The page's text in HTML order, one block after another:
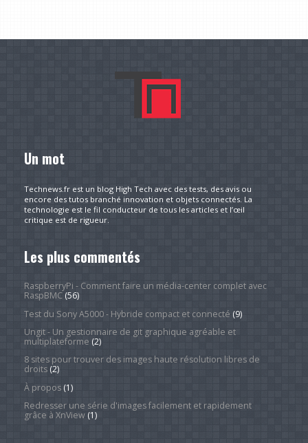
Un mot
Technews.fr est un blog High Tech avec des tests, des avis ou
encore des tutos branché innovation et objets connectés. La
technologie est le fil conducteur de tous les articles et l’œil
critique est de rigueur.
Les plus commentés
RaspberryPi - Comment faire un média-center complet avec
RaspBMC(56)
Test du Sony A5000 - Hybride compact et connecté (9)
Ungit - Un gestionnaire de git graphique agréable et
multiplateforme (2)
8 sites pour trouver des images haute résolution libres de
droits(2)
À propos(1)
Redresser une série d'images facilement et rapidement
grâce à XnView(1)